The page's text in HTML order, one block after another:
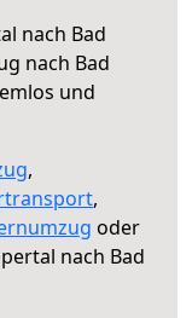
nach Bad
nach Bad
und
,
,
oder
nach Bad